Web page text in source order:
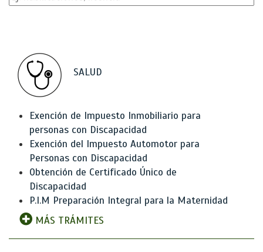
SALUD
Exención de Impuesto Inmobiliario para
personas con Discapacidad
Exención del Impuesto Automotor para
Personas con Discapacidad
Obtención de Certificado Único de
Discapacidad
P.I.M Preparación Integral para la Maternidad
MÁS TRÁMITES